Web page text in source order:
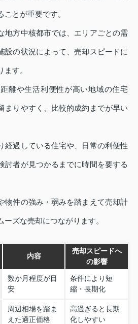
とが重要です。
地方中核都市では、エリアごとの需
設の状況によって、売却スピードに
す。
離や生活利便性が高い地域の住宅
まりやすく、比較的成約までが早い
経過している住宅や、日常の利便性
討者が見つかるまでに時間を要する
物件の強み・弱みを踏まえて売却計
ズな売却につながります。
内容
売却スピードへ
の影響
数か月程度が目
安
条件により短
縮・長期化
周辺相場を踏ま
えた適正価格
高過ぎると長期
化しやすい